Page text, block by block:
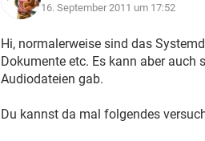
16. September 2011 um 17:52
Hi, normalerweise sind das
Dokumente etc. Es kann aber auch
Audiodateien gab.
Du kannst da mal folgendes